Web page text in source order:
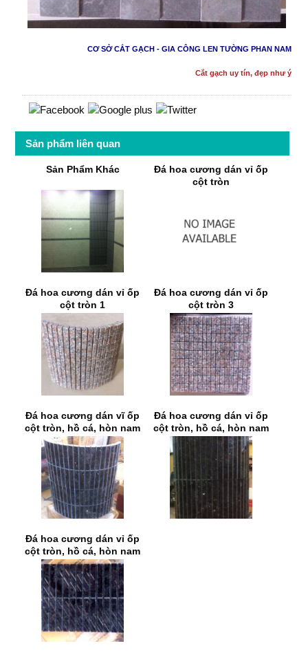
CƠ SỞ CẮT GẠCH - GIA CÔNG LEN TƯỜNG PHAN NAM
Cắt gạch uy tín, đẹp như ý
Sản phẩm liên quan
Sản Phẩm Khác
Đá hoa cương dán vỉ ốp
cột tròn
Đá hoa cương dán vỉ ốp
cột tròn 1
Đá hoa cương dán vỉ ốp
cột tròn 3
Đá hoa cương dán vĩ ốp
cột tròn, hồ cá, hòn nam
bộ 4
Đá hoa cương dán vỉ ốp
cột tròn, hồ cá, hòn nam
bộ 5
Đá hoa cương dán vỉ ốp
cột tròn, hồ cá, hòn nam
bộ 6